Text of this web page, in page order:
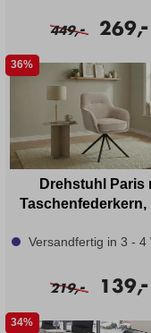
449,- 269,
-
36%
Drehstuhl Paris
Taschenfederkern,
Versandfertig in 3 - 4
219,- 139,
-
34%